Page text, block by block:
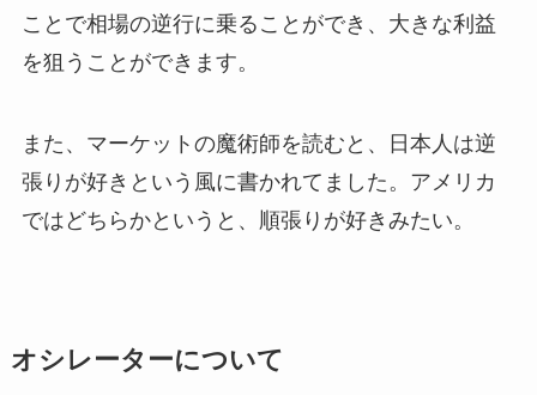
ことで相場の逆行に乗ることができ、大きな利益
を狙うことができます。
また、マーケットの魔術師を読むと、日本人は逆
張りが好きという風に書かれてました。アメリカ
ではどちらかというと、順張りが好きみたい。
オシレーターについて